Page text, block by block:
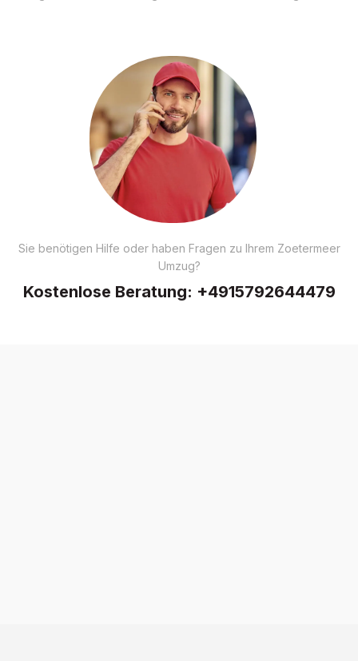
Sie benötigen Hilfe oder haben Fragen zu Ihrem Zoetermeer
Umzug?
Kostenlose Beratung: +4915792644479